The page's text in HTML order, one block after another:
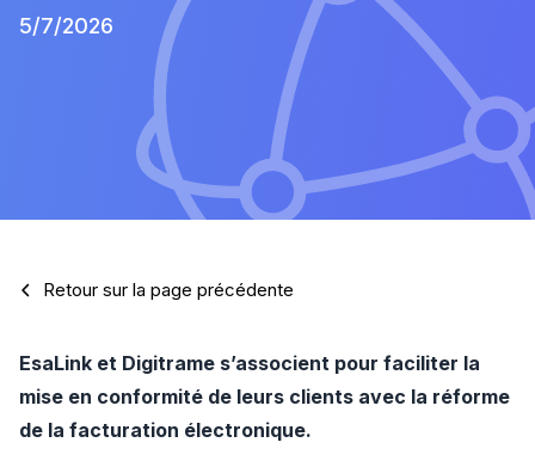
5/7/2026
Retour sur la page précédente
EsaLink et Digitrame s’associent pour faciliter la
mise en conformité de leurs clients avec la réforme
de la facturation électronique.